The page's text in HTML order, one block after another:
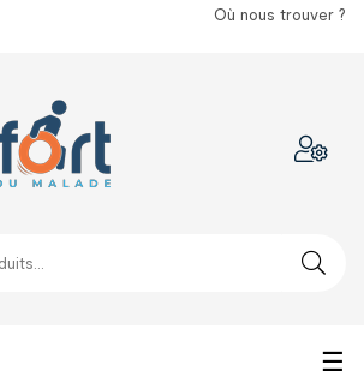
Où nous trouver ?
☰